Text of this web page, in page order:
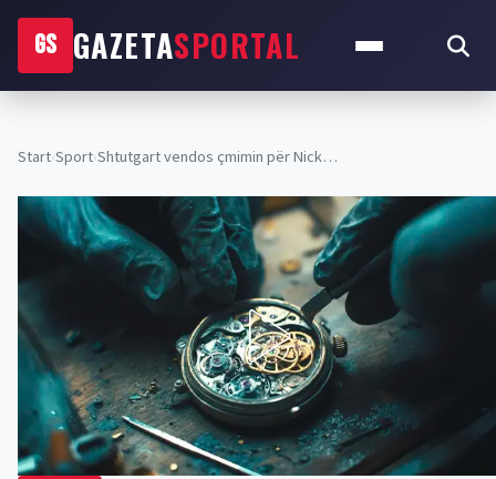
GS GAZETASPORTAL
Start›Sport›Shtutgart vendos çmimin për Nick…